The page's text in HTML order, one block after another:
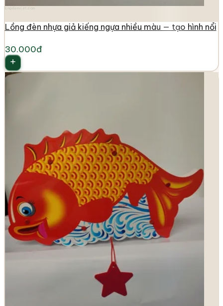
Lồng đèn nhựa giả kiếng ngựa nhiều màu — tạo hình nổi
30.000đ